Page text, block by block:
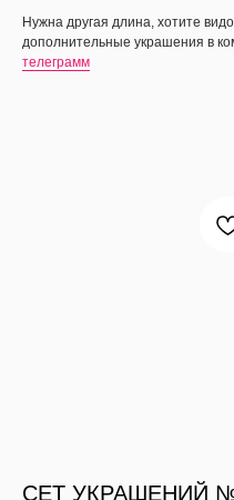
Нужна другая длина, хотите
дополнительные украшения в
телеграмм
СЕТ УКРАШЕНИЙ